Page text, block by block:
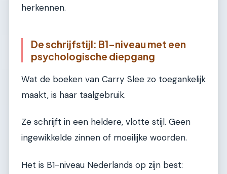
herkennen.
De schrijfstijl: B1-niveau met een
psychologische diepgang
Wat de boeken van Carry Slee zo toegankelijk
maakt, is haar taalgebruik.
Ze schrijft in een heldere, vlotte stijl. Geen
ingewikkelde zinnen of moeilijke woorden.
Het is B1-niveau Nederlands op zijn best: